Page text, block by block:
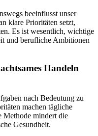
beeinflusst unser
klare Prioritäten setzt,
Es ist wesentlich, wichtige
und berufliche Ambitionen
Handeln
nach Bedeutung zu
machen tägliche
Methode mindert die
Gesundheit.